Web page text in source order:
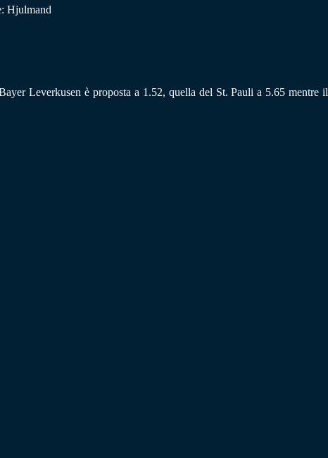
Hjulmand
Leverkusen è proposta a 1.52, quella del St. Pauli a 5.65 mentre il